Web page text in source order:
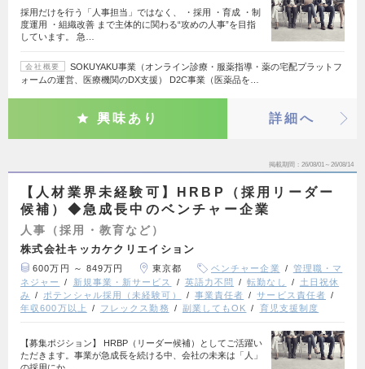
採用だけを行う「人事担当」ではなく、 ・採用 ・育成 ・制
度運用 ・組織改善 まで主体的に関わる“攻めの人事”を目指
しています。 急…
会社概要
SOKUYAKU事業（オンライン診療・服薬指導・薬の宅配プラットフ
ォームの運営、医療機関のDX支援） D2C事業（医薬品を…
興味あり 詳細へ
掲載期間 26/08/01～26/08/14
【人材業界未経験可】HRBP（採用リーダー
候補）◆急成長中のベンチャー企業
人事（採用・教育など）
株式会社キッカケクリエイション
600万円 ～ 849万円 東京都 ベンチャー企業
管理職・マ
ネジャー
新規事業・新サービス 英語力不問 転勤なし
土日祝休
み
ポテンシャル採用（未経験可） 事業責任者
サービス責任者
年収600万以上
フレックス勤務 副業してもOK 育児支援制度
【募集ポジション】 HRBP（リーダー候補）としてご活躍い
ただきます。事業が急成長を続ける中、会社の未来は「人」